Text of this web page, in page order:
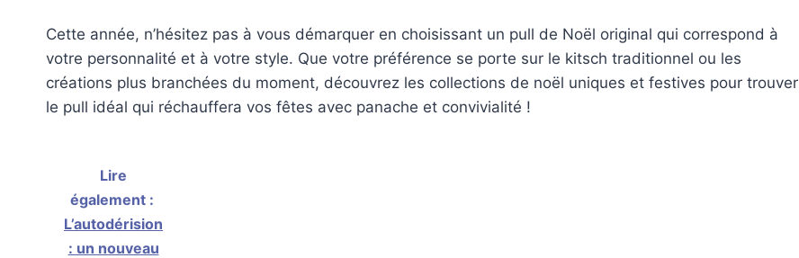
Cette année, n’hésitez pas à vous démarquer en choisissant un pull de Noël original qui correspond à
votre personnalité et à votre style. Que votre préférence se porte sur le kitsch traditionnel ou les
créations plus branchées du moment, découvrez les collections de noël uniques et festives pour trouver
le pull idéal qui réchauffera vos fêtes avec panache et convivialité !
Lire
également :
L’autodérision
: un nouveau